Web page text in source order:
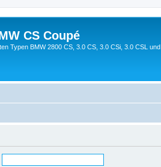
CS Coupé
Typen BMW 2800 CS, 3.0 CS, 3.0 CSi, 3.0 CSL und